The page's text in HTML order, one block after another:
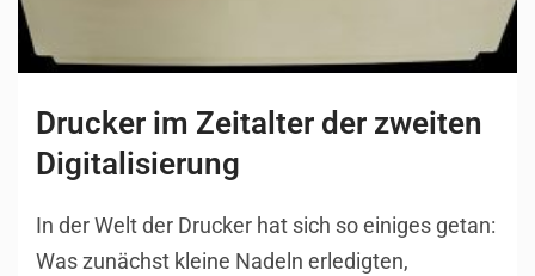
Drucker im Zeitalter der zweiten
Digitalisierung
In der Welt der Drucker hat sich so einiges getan:
Was zunächst kleine Nadeln erledigten,